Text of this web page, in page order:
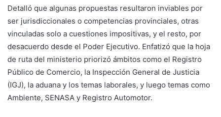
Detalló que algunas propuestas resultaron inviables por
ser jurisdiccionales o competencias provinciales, otras
vinculadas solo a cuestiones impositivas, y el resto, por
desacuerdo desde el Poder Ejecutivo. Enfatizó que la hoja
de ruta del ministerio priorizó ámbitos como el Registro
Público de Comercio, la Inspección General de Justicia
(IGJ), la aduana y los temas laborales, y luego temas como
Ambiente, SENASA y Registro Automotor.